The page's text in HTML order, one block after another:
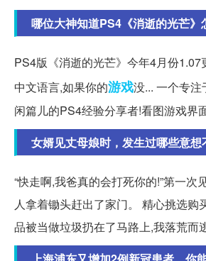
哪位大神知道PS4《消逝的光芒》
PS4版《消逝的光芒》今年4月份
中文语言,如果你的游戏没... 一个专
闲篇儿的PS4经验分享者!看图游戏界
女婿见丈母娘时，发生过哪些意想
“快走啊,我爸真的会打死你的!”第一次
人拿着锄头赶出了家门。 精心挑选购
品被当做垃圾扔在了马路上,我落荒而